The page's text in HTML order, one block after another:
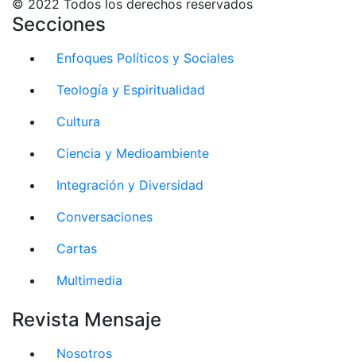
© 2022 Todos los derechos reservados
Secciones
Enfoques Políticos y Sociales
Teología y Espiritualidad
Cultura
Ciencia y Medioambiente
Integración y Diversidad
Conversaciones
Cartas
Multimedia
Revista Mensaje
Nosotros